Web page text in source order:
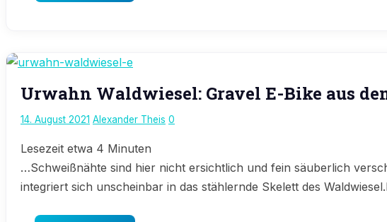
Urwahn Waldwiesel: Gravel E-Bike aus
14. August 2021 Alexander Theis 0
Lesezeit etwa 4 Minuten
…Schweißnähte sind hier nicht ersichtlich und fein säuberlich
integriert sich unscheinbar in das stählernde Skelett des